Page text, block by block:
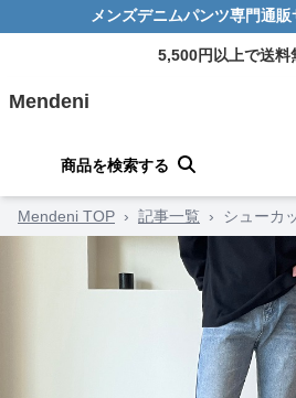
メンズデニムパンツ専門通
5,500円以上で送料
Mendeni
商品を検索する
Mendeni TOP › 記事一覧 › シューカ